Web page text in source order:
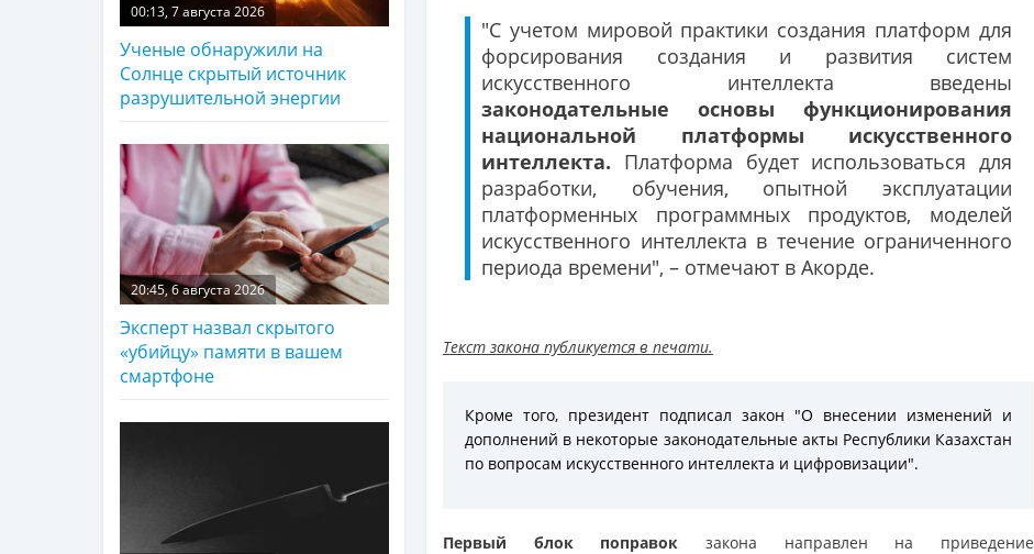
"С учетом мировой практики создания платформ для
форсирования создания и развития систем
искусственного интеллекта введены
законодательные основы функционирования
национальной платформы искусственного
интеллекта. Платформа будет использоваться для
разработки, обучения, опытной эксплуатации
платформенных программных продуктов, моделей
искусственного интеллекта в течение ограниченного
периода времени", – отмечают в Акорде.
Текст закона публикуется в печати.
Кроме того, президент подписал закон "О внесении изменений и
дополнений в некоторые законодательные акты Республики Казахстан
по вопросам искусственного интеллекта и цифровизации".
Первый блок поправок закона направлен на приведение
00:13, 7 августа 2026
Ученые обнаружили на
Солнце скрытый источник
разрушительной энергии
20:45, 6 августа 2026
Эксперт назвал скрытого
«убийцу» памяти в вашем
смартфоне